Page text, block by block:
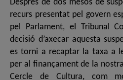
Després de dos mesos de
recurs presentat pel govern
pel Parlament, el Tribunal
decisió d’axecar aquesta
es torni a recaptar la taxa a
per al finançament de la
Cercle de Cultura, com